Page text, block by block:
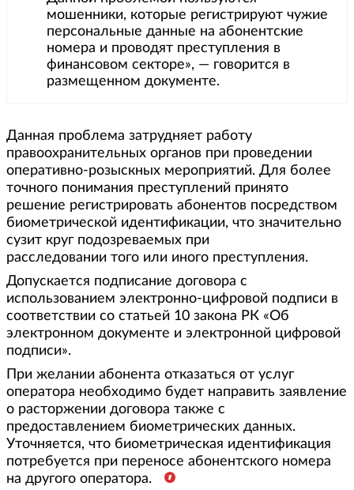
мошенники, которые регистрируют чужие
персональные данные на абонентские
номера и проводят преступления в
финансовом секторе», — говорится в
размещенном документе.
Данная проблема затрудняет работу
правоохранительных органов при проведении
оперативно-розыскных мероприятий. Для более
точного понимания преступлений принято
решение регистрировать абонентов посредством
биометрической идентификации, что значительно
сузит круг подозреваемых при
расследовании того или иного преступления.
Допускается подписание договора с
использованием электронно-цифровой подписи в
соответствии со статьей 10 закона РК «Об
электронном документе и электронной цифровой
подписи».
При желании абонента отказаться от услуг
оператора необходимо будет направить заявление
о расторжении договора также с
предоставлением биометрических данных.
Уточняется, что биометрическая идентификация
потребуется при переносе абонентского номера
на другого оператора.